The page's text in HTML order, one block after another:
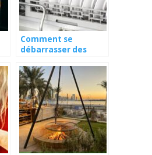
Comment se
débarrasser des
la vaisselle ?